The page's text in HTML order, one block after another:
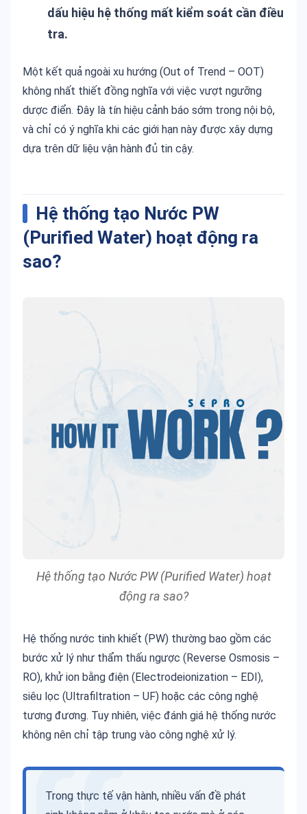
dấu hiệu hệ thống mất kiểm soát cần điều
tra.
Một kết quả ngoài xu hướng (Out of Trend – OOT)
không nhất thiết đồng nghĩa với việc vượt ngưỡng
dược điển. Đây là tín hiệu cảnh báo sớm trong nội bộ,
và chỉ có ý nghĩa khi các giới hạn này được xây dựng
dựa trên dữ liệu vận hành đủ tin cậy.
Hệ thống tạo Nước PW
(Purified Water) hoạt động ra
sao?
Hệ thống tạo Nước PW (Purified Water) hoạt
động ra sao?
Hệ thống nước tinh khiết (PW) thường bao gồm các
bước xử lý như thẩm thấu ngược (Reverse Osmosis –
RO), khử ion bằng điện (Electrodeionization – EDI),
siêu lọc (Ultrafiltration – UF) hoặc các công nghệ
tương đương. Tuy nhiên, việc đánh giá hệ thống nước
không nên chỉ tập trung vào công nghệ xử lý.
Trong thực tế vận hành, nhiều vấn đề phát